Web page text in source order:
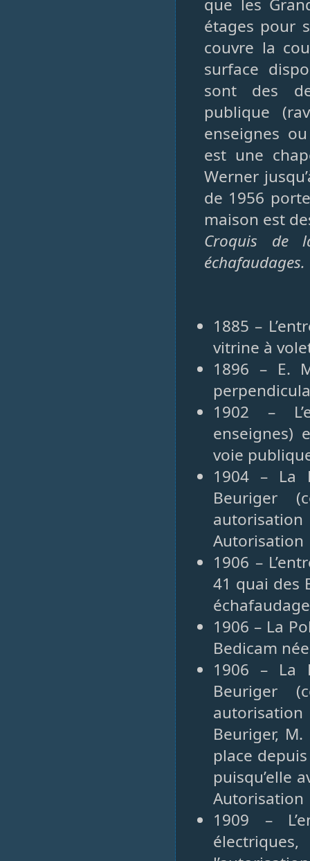
que les
étages pour
couvre la
surface
sont des
publique
enseignes
est une
Werner
de 1956
maison est
Croquis de
échafaudages.
1885 –
vitrine à
1896 – E.
1902 –
enseignes)
voie
1904 – La
Beuriger
Autorisation
1906 –
41 quai des
1906 – La
Bedicam
1906 – La
Beuriger
Beuriger,
place
puisqu’elle
Autorisation
1909 –